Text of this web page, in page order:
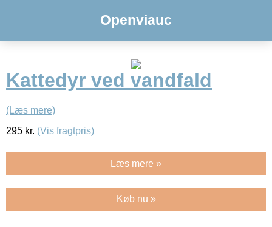
Openviauc
Kattedyr ved vandfald
(Læs mere)
295 kr. (Vis fragtpris)
Læs mere »
Køb nu »